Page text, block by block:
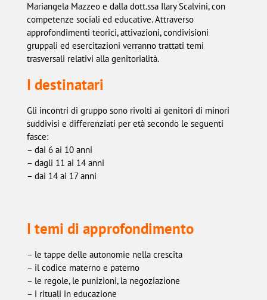
Mariangela Mazzeo e dalla dott.ssa Ilary Scalvini, con
competenze sociali ed educative. Attraverso
approfondimenti teorici, attivazioni, condivisioni
gruppali ed esercitazioni verranno trattati temi
trasversali relativi alla genitorialità.
I destinatari
Gli incontri di gruppo sono rivolti ai genitori di minori
suddivisi e differenziati per età secondo le seguenti
fasce:
– dai 6 ai 10 anni
– dagli 11 ai 14 anni
– dai 14 ai 17 anni
I temi di approfondimento
– le tappe delle autonomie nella crescita
– il codice materno e paterno
– le regole, le punizioni, la negoziazione
– i rituali in educazione